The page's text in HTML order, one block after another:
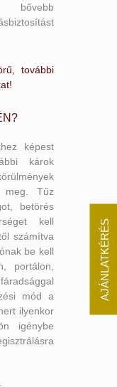
AJÁNLATKÉRÉS
bővebb
további
képest
károk
meg. Tűz
betörés
kell
számítva
be kell
portálon,
mód a
ilyenkor
igénybe